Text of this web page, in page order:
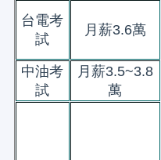
台電考
試
月薪3.6萬
中油考
試
月薪3.5~3.8
萬